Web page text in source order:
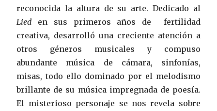
reconocida la altura de su arte. Dedicado al
Lied en sus primeros años de fertilidad
creativa, desarrolló una creciente atención a
otros géneros musicales y compuso
abundante música de cámara, sinfonías,
misas, todo ello dominado por el melodismo
brillante de su música impregnada de poesía.
El misterioso personaje se nos revela sobre